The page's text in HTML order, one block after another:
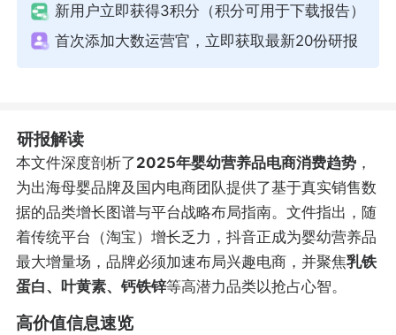
新用户立即获得3积分（积分可用于下载报告）
首次添加大数运营官，立即获取最新20份研报
研报解读
本文件深度剖析了2025年婴幼营养品电商消费趋势，
为出海母婴品牌及国内电商团队提供了基于真实销售数
据的品类增长图谱与平台战略布局指南。文件指出，随
着传统平台（淘宝）增长乏力，抖音正成为婴幼营养品
最大增量场，品牌必须加速布局兴趣电商，并聚焦乳铁
蛋白、叶黄素、钙铁锌等高潜力品类以抢占心智。
高价值信息速览